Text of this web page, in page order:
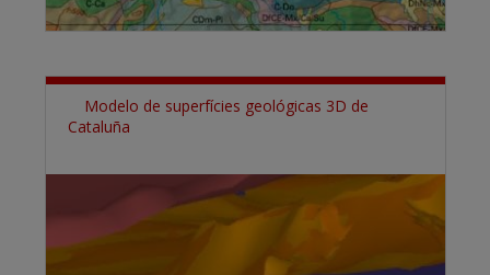
Modelo de superfícies geológicas 3D de
Cataluña